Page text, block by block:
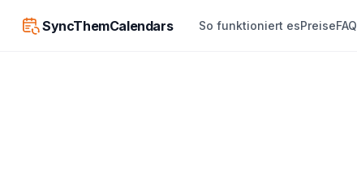
SyncThemCalendars So funktioniert esPreiseFAQ